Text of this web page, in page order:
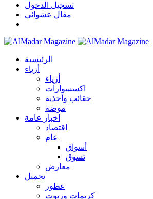
تسجيل الدخول
مقال عشوائي
الرئيسية
أزياء
أزياء
اكسسوارات
حقائب وأحذية
موضة
اخبار عامة
اقتصاد
عام
أسواق
تسوق
معارض
تجميل
عطور
كريمات وزيوت